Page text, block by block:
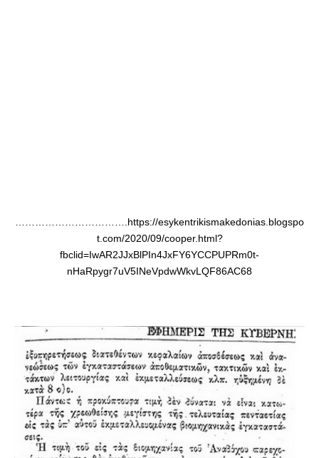
https://esykentrikismakedonias.blogspo
t.com/2020/09/cooper.html?
fbclid=IwAR2JJxBlPIn4JxFY6YCCPUPRm0t-
nHaRpygr7uV5INeVpdwWkvLQF86AC68